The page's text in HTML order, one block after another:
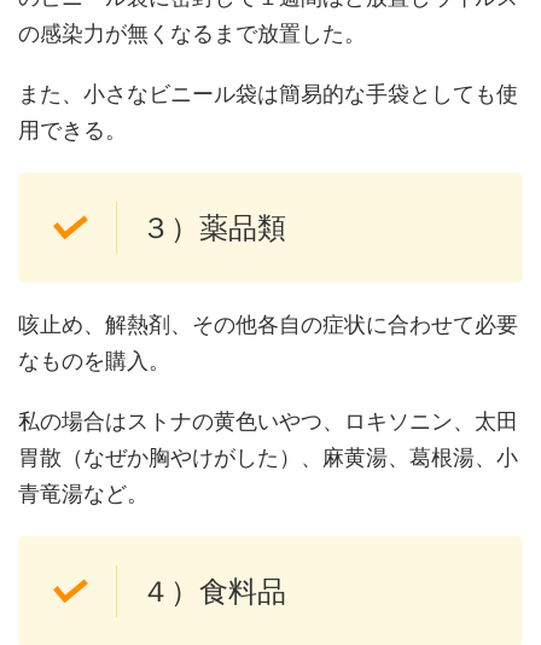
の感染力が無くなるまで放置した。
また、小さなビニール袋は簡易的な手袋としても使
用できる。
３）薬品類
咳止め、解熱剤、その他各自の症状に合わせて必要
なものを購入。
私の場合はストナの黄色いやつ、ロキソニン、太田
胃散（なぜか胸やけがした）、麻黄湯、葛根湯、小
青竜湯など。
４）食料品